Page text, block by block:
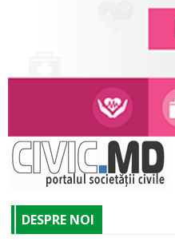
DESPRE NOI